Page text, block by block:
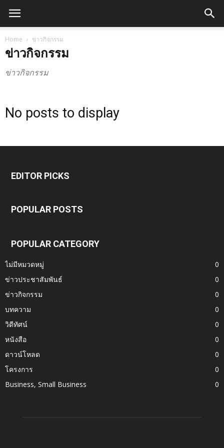
Home ข่าวกิจกรรม
ข่าวกิจกรรม
ข่าวกิจกรรม
No posts to display
EDITOR PICKS
POPULAR POSTS
POPULAR CATEGORY
ไม่มีหมวดหมู่
0
ข่าวประชาสัมพันธ์
0
ข่าวกิจกรรม
0
บทความ
0
วิดีทัศน์
0
หนังสือ
0
ดาวน์โหลด
0
โครงการ
0
Business, Small Business
0